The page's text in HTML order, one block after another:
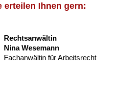
erteilen Ihnen gern:
Rechtsanwältin
Nina Wesemann
Fachanwältin für Arbeitsrecht